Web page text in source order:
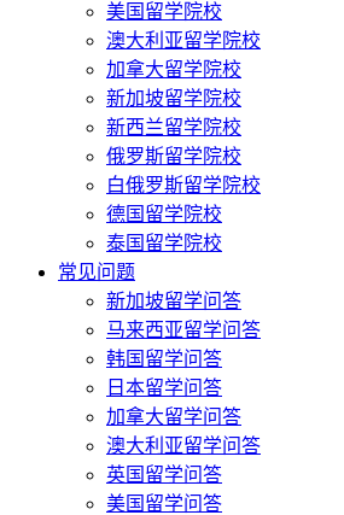
美国留学院校
澳大利亚留学院校
加拿大留学院校
新加坡留学院校
新西兰留学院校
俄罗斯留学院校
白俄罗斯留学院校
德国留学院校
泰国留学院校
常见问题
新加坡留学问答
马来西亚留学问答
韩国留学问答
日本留学问答
加拿大留学问答
澳大利亚留学问答
英国留学问答
美国留学问答